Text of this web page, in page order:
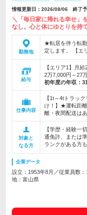
情報更新日：2026/08/06 終了
＼「毎日家に帰れる幸せ」
なし。心と体にゆとりを持
勤務地
★転居を伴う転
定します。 【エ
給与
【エリア1】月
2万7,000円～27
初年度の年収：
仕事内容
【1t～4tトラッ
け！】★運転距
離・夜間配送は
対象と
なる方
【学歴・経験一
通免許、または
ランクがある方
企業データ
設立：1953年8月／従業員数
地：富山県